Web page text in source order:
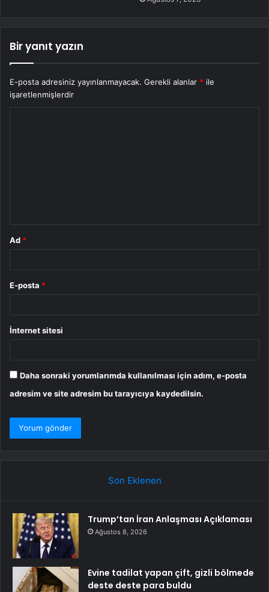
Bir yanıt yazın
E-posta adresiniz yayınlanmayacak. Gerekli alanlar * ile
işaretlenmişlerdir
Ad *
E-posta *
İnternet sitesi
Daha sonraki yorumlarımda kullanılması için adım, e-posta
adresim ve site adresim bu tarayıcıya kaydedilsin.
Son Eklenen
Trump’tan İran Anlaşması Açıklaması
Ağustos 8, 2026
Evine tadilat yapan çift, gizli bölmede
deste deste para buldu